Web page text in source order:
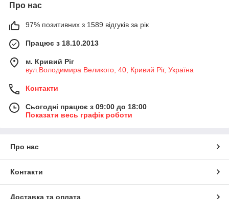
Про нас
97% позитивних з 1589 відгуків за рік
Працює з 18.10.2013
м. Кривий Ріг
вул.Володимира Великого, 40, Кривий Ріг, Україна
Контакти
Сьогодні працює з 09:00 до 18:00
Показати весь графік роботи
Про нас
Контакти
Доставка та оплата